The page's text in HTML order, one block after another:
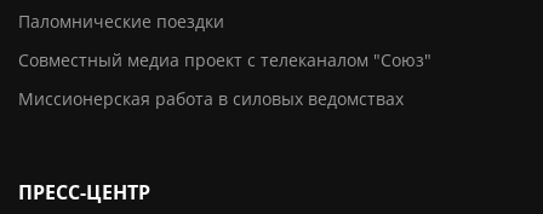
Паломнические поездки
Совместный медиа проект с телеканалом "Союз"
Миссионерская работа в силовых ведомствах
ПРЕСС-ЦЕНТР